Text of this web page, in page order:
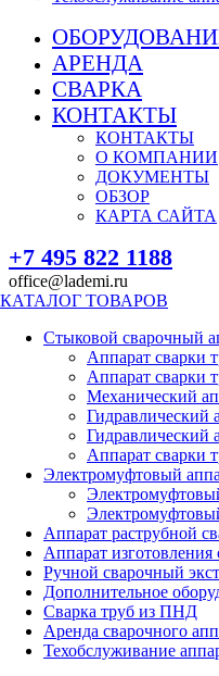
АРЕНДА
СВАРКА
КОНТАКТЫ
КОНТАКТЫ
О КОМПАНИИ
ДОКУМЕНТЫ
ОБЗОР
КАРТА САЙТА
+7 495 822 1188
office@lademi.ru
КАТАЛОГ ТОВАРОВ
Стыковой сварочный
Аппарат сварки
Аппарат сварки
Механический
Гидравлический
Гидравлический
Аппарат сварки
Электромуфтовый
Аппарат раструбной
Аппарат
Ручной сварочный
Дополнительное
Сварка труб из ПНД
Аренда сварочного
Техобслуживание